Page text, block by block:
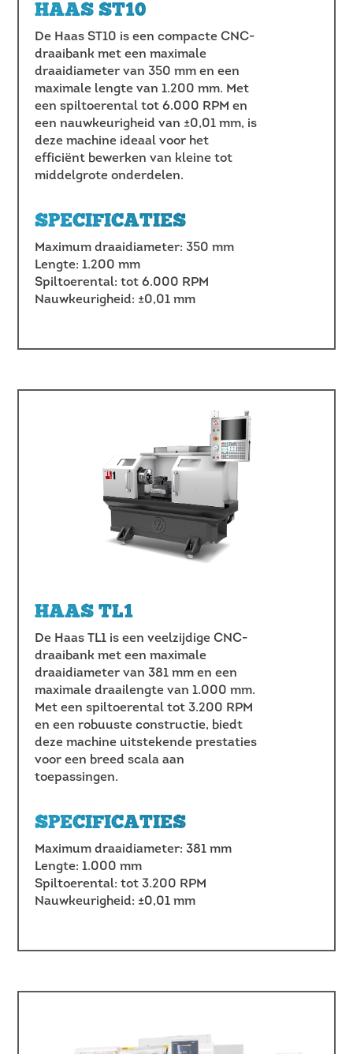
HAAS ST10
De Haas ST10 is een compacte CNC-
draaibank met een maximale
draaidiameter van 350 mm en een
maximale lengte van 1.200 mm. Met
een spiltoerental tot 6.000 RPM en
een nauwkeurigheid van ±0,01 mm, is
deze machine ideaal voor het
efficiënt bewerken van kleine tot
middelgrote onderdelen.
SPECIFICATIES
Maximum draaidiameter: 350 mm
Lengte: 1.200 mm
Spiltoerental: tot 6.000 RPM
Nauwkeurigheid: ±0,01 mm
HAAS TL1
De Haas TL1 is een veelzijdige CNC-
draaibank met een maximale
draaidiameter van 381 mm en een
maximale draailengte van 1.000 mm.
Met een spiltoerental tot 3.200 RPM
en een robuuste constructie, biedt
deze machine uitstekende prestaties
voor een breed scala aan
toepassingen.
SPECIFICATIES
Maximum draaidiameter: 381 mm
Lengte: 1.000 mm
Spiltoerental: tot 3.200 RPM
Nauwkeurigheid: ±0,01 mm